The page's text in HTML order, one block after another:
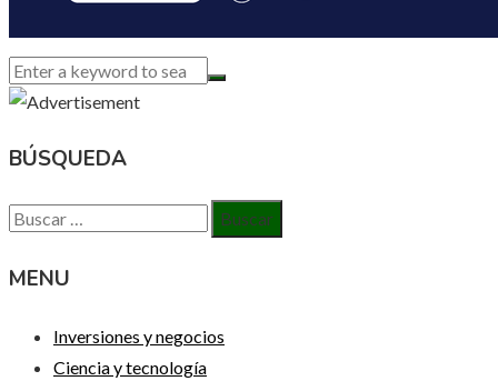
BÚSQUEDA
Buscar:
MENU
Inversiones y negocios
Ciencia y tecnología